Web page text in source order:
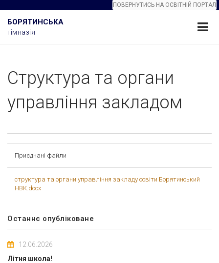
ПОВЕРНУТИСЬ НА ОСВІТНІЙ ПОРТАЛ
БОРЯТИНСЬКА
гімназія
Структура та органи
управління закладом
Приєднані файли
структура та органи управління закладу освіти Борятинський
НВК.docx
Останнє опубліковане
12.06.2026
Літня школа!